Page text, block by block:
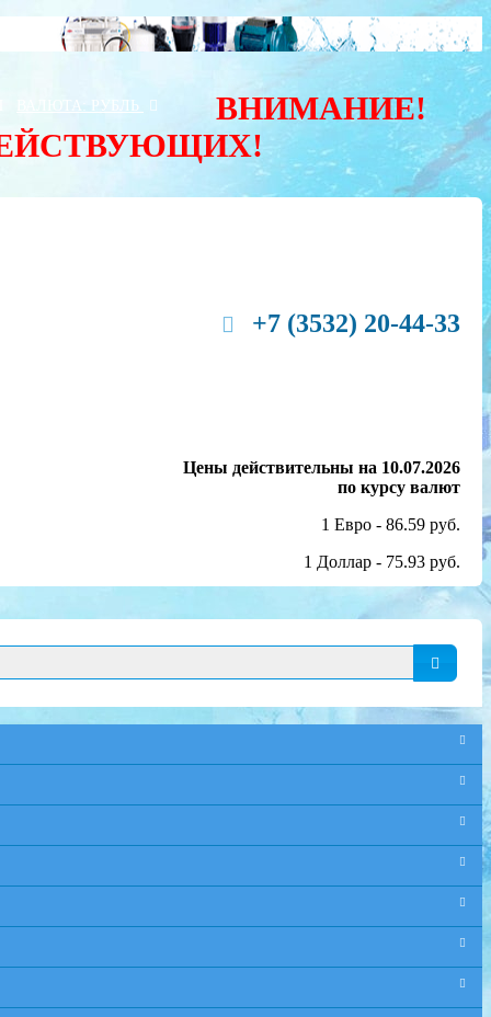
ВАЛЮТА: РУБЛЬ
ВНИМАНИЕ!
+7 (3532) 20-44-33
Цены действительны на 10.07.2026
по курсу валют
1 Евро - 86.59 руб.
1 Доллар - 75.93 руб.